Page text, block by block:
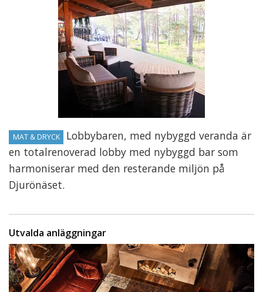
MAT & DRYCK
Lobbybaren, med nybyggd veranda är
en totalrenoverad lobby med nybyggd bar som
harmoniserar med den resterande miljön på
Djurönäset.
Utvalda anläggningar